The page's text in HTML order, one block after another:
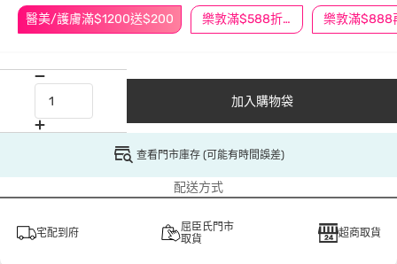
醫美/護膚滿$1200送$200 樂敦滿$588折$50
加入購物袋
查看門市庫存 (可能有時間誤差)
配送方式
宅配到府
屈臣氏門市
取貨
超商取貨